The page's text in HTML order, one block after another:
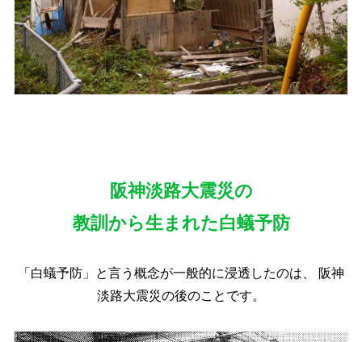
阪神淡路大震災の
教訓から生まれた白蟻予防
「白蟻予防」と言う概念が一般的に浸透したのは、
阪神
淡路大震災の後のことです。